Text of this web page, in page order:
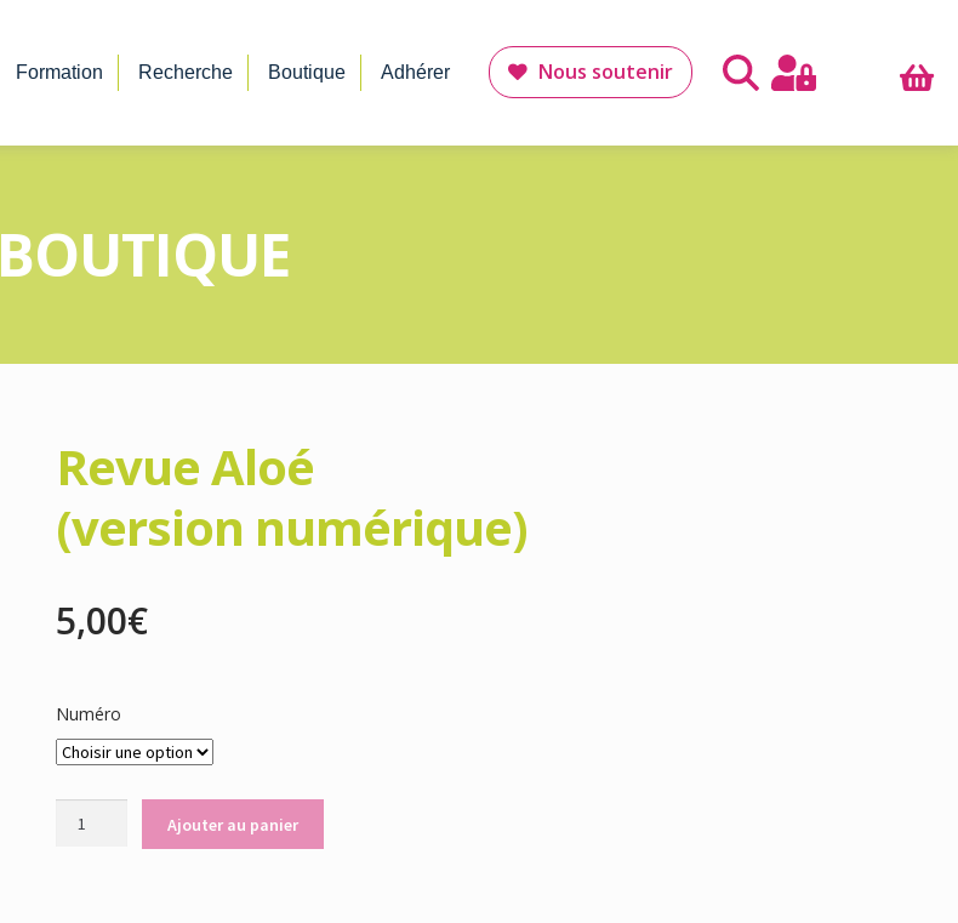
Nous soutenir
Formation Recherche Boutique Adhérer
BOUTIQUE
Revue Aloé
(version numérique)
5,00€
Numéro
Ajouter au panier